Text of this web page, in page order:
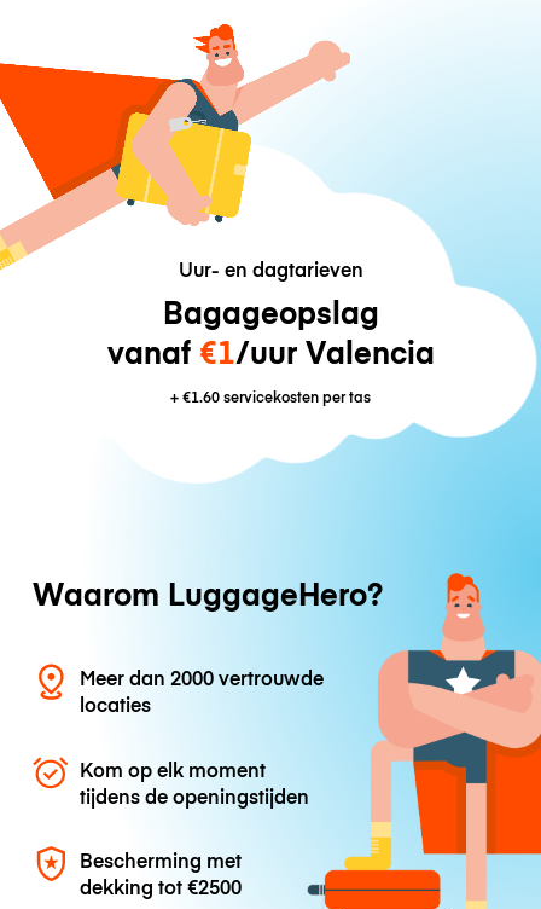
Uur- en dagtarieven
Bagageopslag
vanaf €1/uur Valencia
+€1.60servicekosten per tas
Waarom LuggageHero?
Meer dan 2000 vertrouwde
locaties
Kom op elk moment
tijdens de openingstijden
Bescherming met
dekking tot€2500